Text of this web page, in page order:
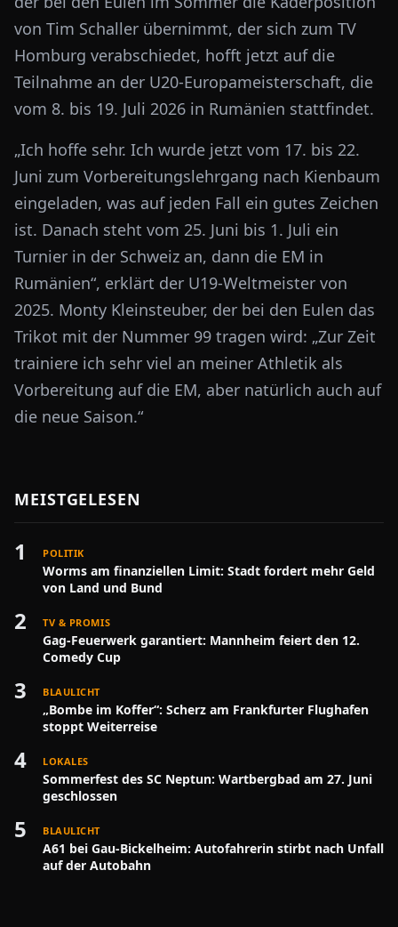
von Tim Schaller übernimmt, der sich zum TV
Homburg verabschiedet, hofft jetzt auf die
Teilnahme an der U20-Europameisterschaft, die
vom 8. bis 19. Juli 2026 in Rumänien stattfindet.
„Ich hoffe sehr. Ich wurde jetzt vom 17. bis 22.
Juni zum Vorbereitungslehrgang nach Kienbaum
eingeladen, was auf jeden Fall ein gutes Zeichen
ist. Danach steht vom 25. Juni bis 1. Juli ein
Turnier in der Schweiz an, dann die EM in
Rumänien“, erklärt der U19-Weltmeister von
2025. Monty Kleinsteuber, der bei den Eulen das
Trikot mit der Nummer 99 tragen wird: „Zur Zeit
trainiere ich sehr viel an meiner Athletik als
Vorbereitung auf die EM, aber natürlich auch auf
die neue Saison.“
MEISTGELESEN
1 POLITIK
Worms am finanziellen Limit: Stadt fordert mehr Geld
von Land und Bund
2 TV & PROMIS
Gag-Feuerwerk garantiert: Mannheim feiert den 12.
Comedy Cup
3 BLAULICHT
„Bombe im Koffer“: Scherz am Frankfurter Flughafen
stoppt Weiterreise
4 LOKALES
Sommerfest des SC Neptun: Wartbergbad am 27. Juni
geschlossen
5 BLAULICHT
A61 bei Gau-Bickelheim: Autofahrerin stirbt nach Unfall
auf der Autobahn